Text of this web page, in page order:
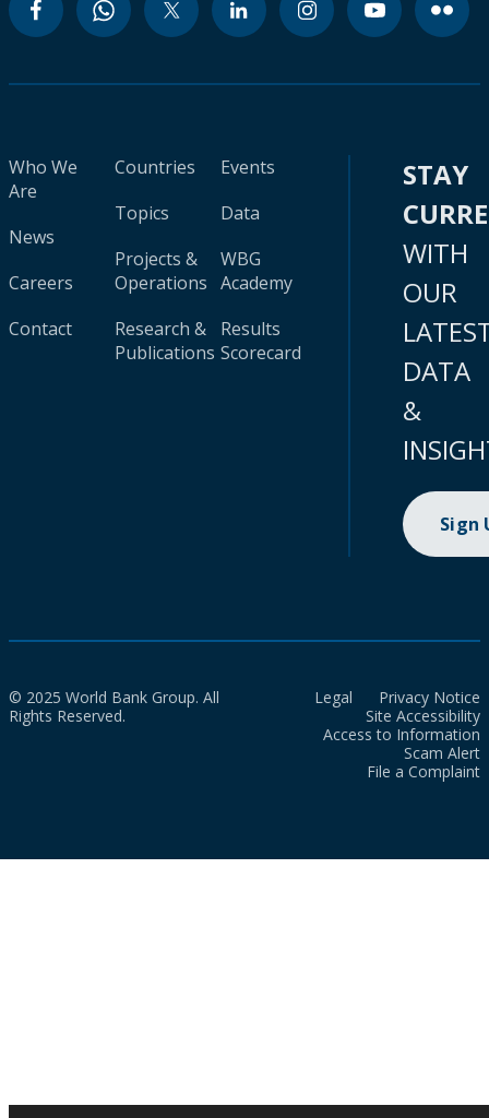
Who We
Are
News
Careers
Contact
Countries
Topics
Projects &
Operations
Research &
Publications
Events
Data
WBG
Academy
Results
Scorecard
STAY
WITH
OUR
DATA
&
Sign
© 2025 World Bank Group. All
Rights Reserved.
Legal
Privacy Notice
Site Accessibility
Access to Information
Scam Alert
File a Complaint